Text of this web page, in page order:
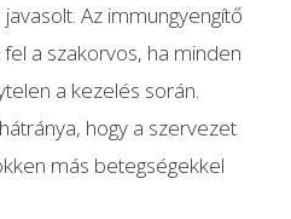
Az immungyengítő
a szakorvos, ha minden
a kezelés során.
hogy a szervezet
más betegségekkel